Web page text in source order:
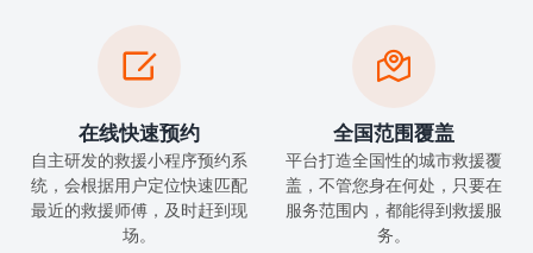

在线快速预约
自主研发的救援小程序预约系
统，会根据用户定位快速匹配
最近的救援师傅，及时赶到现
场。

全国范围覆盖
平台打造全国性的城市救援覆
盖，不管您身在何处，只要在
服务范围内，都能得到救援服
务。